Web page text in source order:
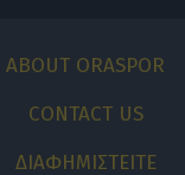
ABOUT ORASPOR
CONTACT US
ΔΙΑΦΗΜΙΣΤΕΙΤΕ